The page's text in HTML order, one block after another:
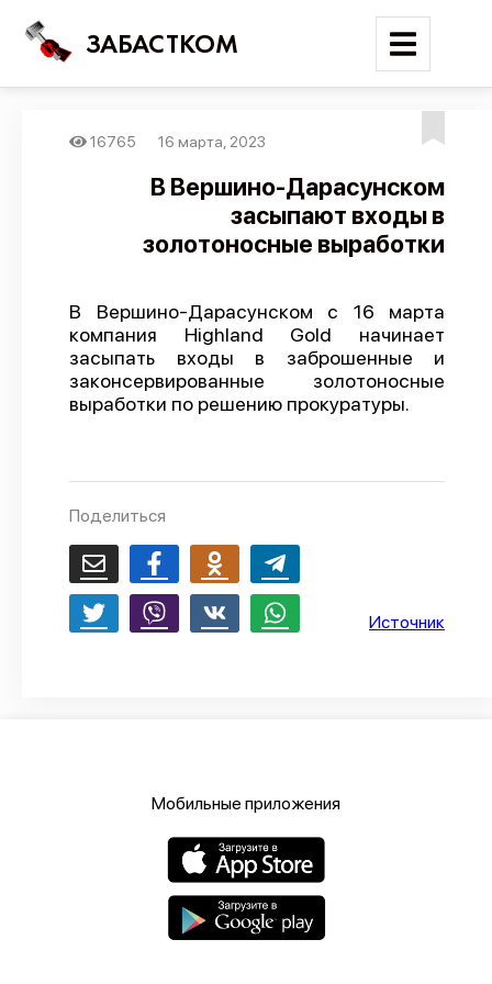
ЗАБАСТКОМ
Поиск
Трудовые конфликты
Отчеты
Предложить публикацию
API
Политика конфиденциальности
16765 16 марта, 2023
В Вершино-Дарасунском
засыпают входы в
золотоносные выработки
В Вершино-Дарасунском с 16 марта
компания Highland Gold начинает
засыпать входы в заброшенные и
законсервированные золотоносные
выработки по решению прокуратуры.
Поделиться
Источник
Мобильные приложения